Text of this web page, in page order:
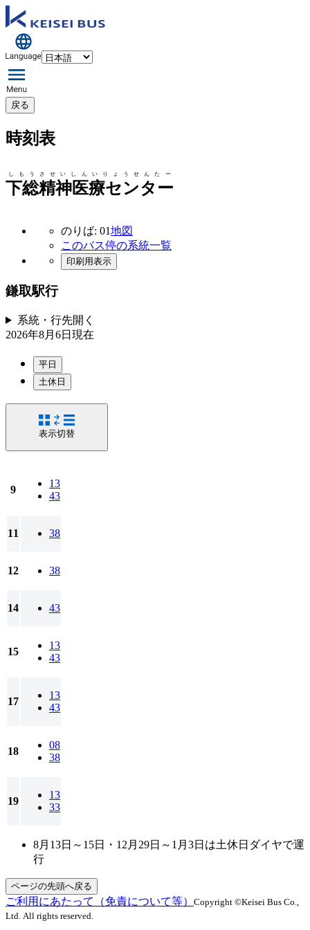
戻る
時刻表
下総精神医療センター
しもうさせいしんいりょうせんたー
のりば: 01地図
このバス停の系統一覧
印刷用表示
鎌取駅行
系統・行先開く
2026年8月6日 現在
平日
土休日
表示切替
9
13
43
11 38
12 38
14 43
15
13
43
17
13
43
18
08
38
19
13
33
8月13日～15日・12月29日～1月3日は土休日ダイヤで運
行
ページの先頭へ戻る
ご利用にあたって（免責について等） Copyright ©Keisei Bus Co.,
Ltd. All rights reserved.